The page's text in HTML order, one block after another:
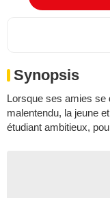
Synopsis
Lorsque ses amies se
malentendu, la jeune
étudiant ambitieux,